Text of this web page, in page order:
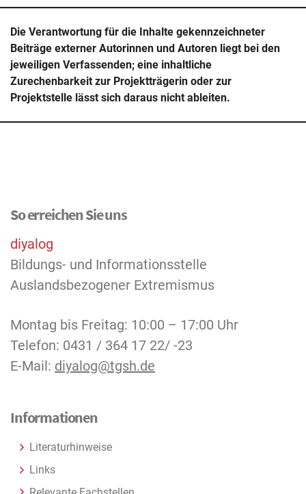
Die Verantwortung für die Inhalte gekennzeichneter
Beiträge externer Autorinnen und Autoren liegt bei den
jeweiligen Verfassenden; eine inhaltliche
Zurechenbarkeit zur Projektträgerin oder zur
Projektstelle lässt sich daraus nicht ableiten.
So erreichen Sie uns
diyalog
Bildungs- und Informationsstelle
Auslandsbezogener Extremismus
Montag bis Freitag: 10:00 – 17:00 Uhr
Telefon: 0431 / 364 17 22/ -23
E-Mail: diyalog@tgsh.de
Informationen
Literaturhinweise
Links